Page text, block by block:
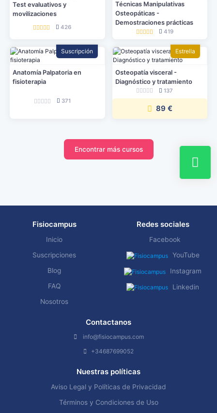
Test evaluativos y
movilizaciones
426
Técnicas Manipulativas
Osteopáticas -
Demostraciones prácticas
419
Suscripción
Anatomía Palpatoria en
fisioterapia
371
Estrella
Osteopatía visceral -
Diagnóstico y tratamiento
137
89 €
Encontrar más cursos
Fisiocampus
Inicio
Suscripciones
Blog
FAQ
Nosotros
Redes sociales
Facebook
YouTube
Instagram
Linkedin
Contactanos
info@fisiocampus.com
+34687699052
Nuestras políticas
Aviso Legal y Políticas de Privacidad
Términos y Condiciones de Uso